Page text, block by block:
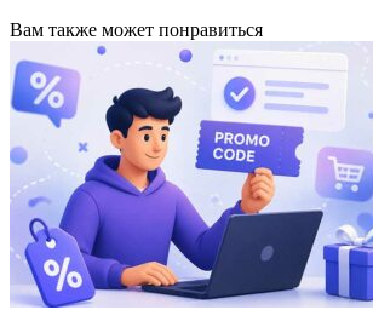
Вам также может понравиться